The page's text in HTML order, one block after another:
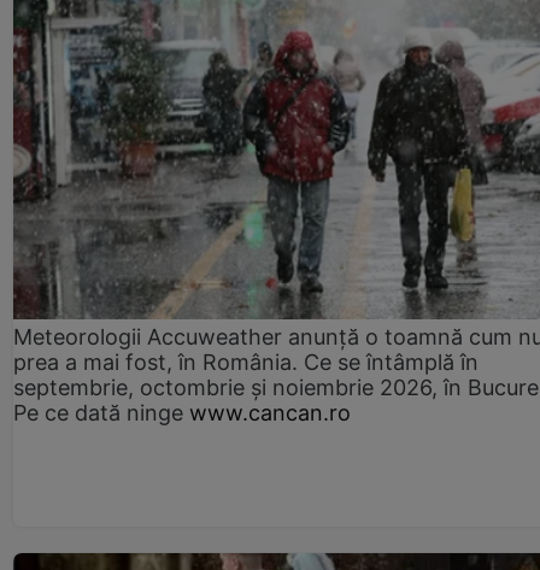
Meteorologii Accuweather anunță o toamnă cum
prea a mai fost, în România. Ce se întâmplă în
septembrie, octombrie și noiembrie 2026, în
Pe ce dată ninge www.cancan.ro